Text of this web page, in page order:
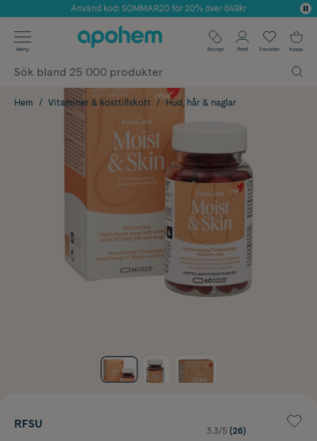
Årets Butik 2025 inom Skönhet
Använd kod: SOMMAR20 för 20% över 649kr
✓ Fri frakt
✓ Poäng på alla köp*
Meny Recept Profil Favoriter Kassa
Hem Vitaminer & kosttillskott Hud, hår & naglar
RFSU
3.3/5 (26)